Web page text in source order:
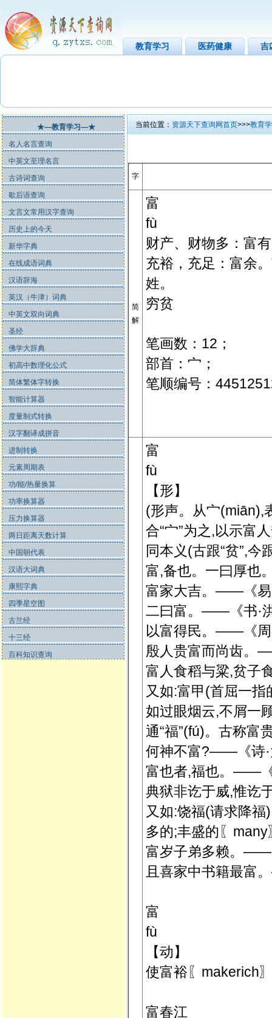
教育学习 医药健康 吉
★—教育学习—★
名人名言查询
中英文至理名言
古诗词查询
歇后语查询
文言文常用汉字查询
历史上的今天
新华字典
在线成语词典
汉语辞海
英汉（牛津）词典
中英文双向词典
圣经
佛学大辞典
初高中数理化公式
简体繁体字转换
智能计算器
度量制式转换
汉字翻译成拼音
进制转换
元素周期表
功/能/热量换算
功率换算器
压力换算器
两日距离天数计算
中国朝代表
汉语大词典
康熙字典
四季星空图
古兰经
十三经
百科知识查询
当前位置： 资源天下查询网首页>>>教育
字
简
解
富
fù
财产、财物多：富
充裕，充足：富余
姓。
穷贫
笔画数：12；
部首：宀；
笔顺编号：
富
fù
【形】
(形声。从宀(miān),
合“宀”为之,以示富
同本义(古跟“贫”,今
富,备也。一曰厚
富家大吉。——《易
二曰富。——《书·
以富得民。——《周
殷人贵富而尚齿。
富人食稻与粱,贫子
又如:富甲(首屈一
如过眼烟云,不屑一
通“福”(fú)。古称富
何神不富?——《诗·
富也者,福也。——
典狱非讫于威,惟讫
又如:饶福(请求降福)
多的;丰盛的〖many
富岁子弟多赖。——
且喜家中书籍最富
富
fù
【动】
使富裕〖makerich
富春江